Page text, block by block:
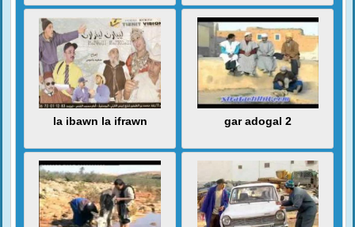
la ibawn la ifrawn gar adogal 2